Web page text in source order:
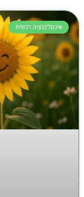
אינטליגנציה רגשית